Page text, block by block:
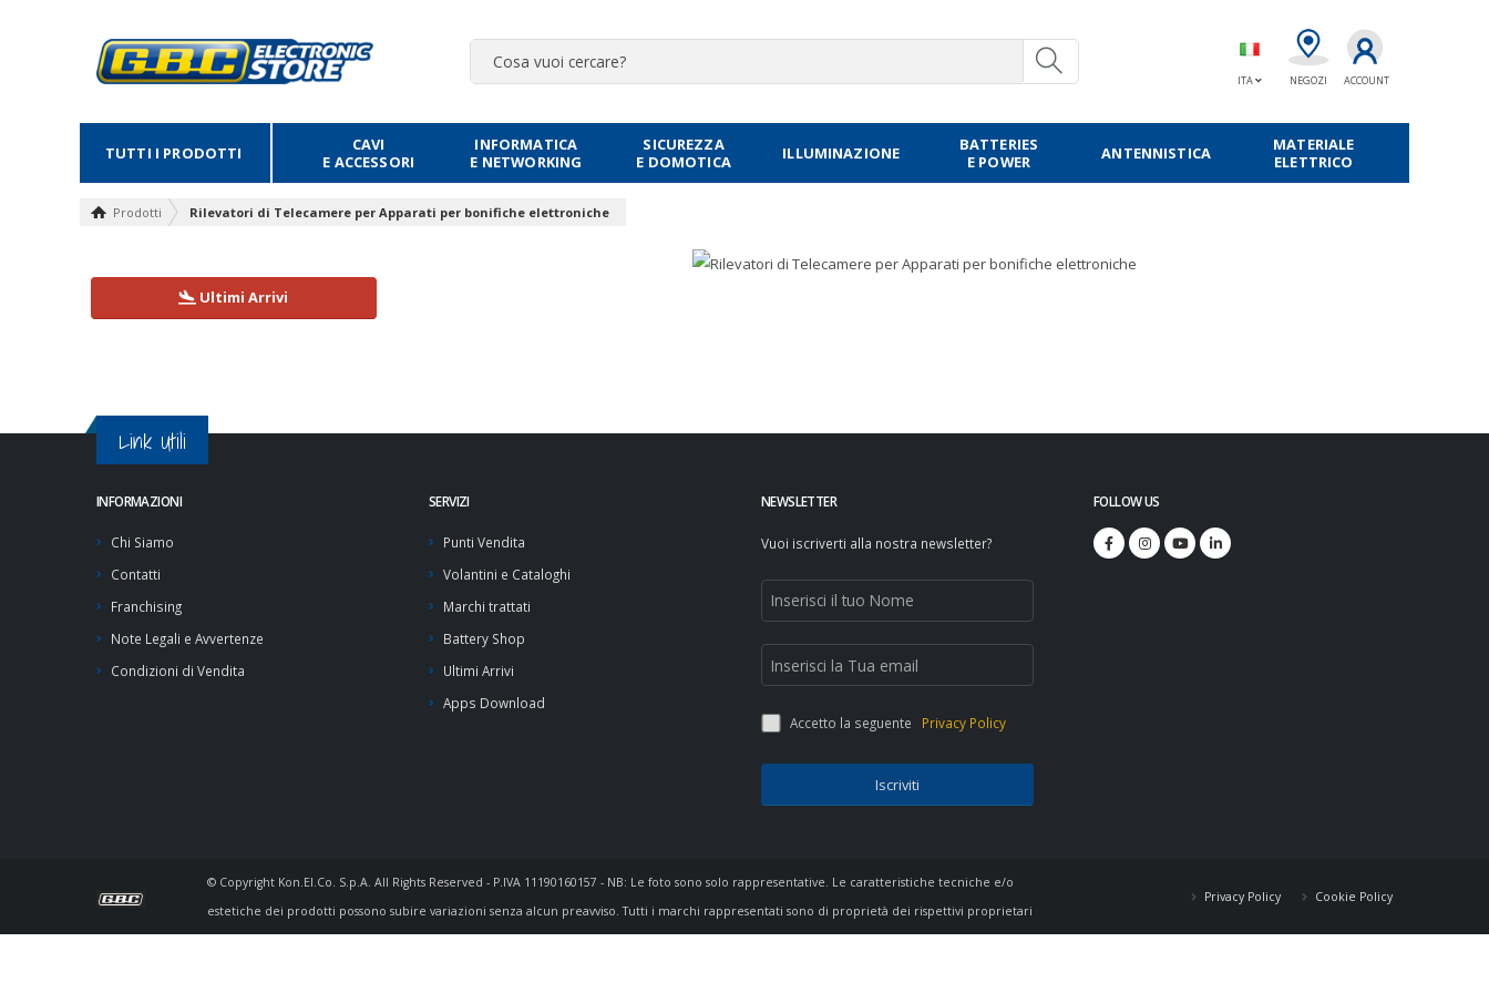
ITA NEGOZI ACCOUNT
TUTTI I PRODOTTI
CAVI
E ACCESSORI
INFORMATICA
E NETWORKING
SICUREZZA
E DOMOTICA
ILLUMINAZIONE
BATTERIES
E POWER
ANTENNISTICA
MATERIALE
ELETTRICO
Prodotti Rilevatori di Telecamere per Apparati per bonifiche elettroniche
Ultimi Arrivi
Link Utili
INFORMAZIONI
Chi Siamo
Contatti
Franchising
Note Legali e Avvertenze
Condizioni di Vendita
SERVIZI
Punti Vendita
Volantini e Cataloghi
Marchi trattati
Battery Shop
Ultimi Arrivi
Apps Download
NEWSLETTER
Vuoi iscriverti alla nostra newsletter?
Accetto la seguente Privacy Policy
Iscriviti
FOLLOW US
© Copyright Kon.El.Co. S.p.A. All Rights Reserved - P.IVA 11190160157 - NB: Le foto sono solo rappresentative. Le caratteristiche tecniche e/o
estetiche dei prodotti possono subire variazioni senza alcun preavviso. Tutti i marchi rappresentati sono di proprietà dei rispettivi proprietari
Privacy Policy Cookie Policy